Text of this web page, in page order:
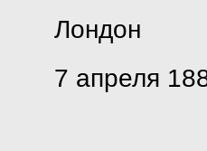
Лондон
7 апреля